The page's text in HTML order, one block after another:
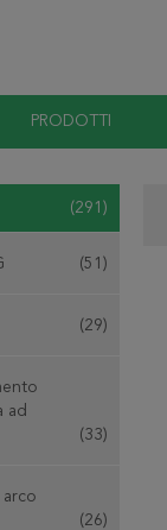
PRODOTTI
(291)
(51)
(29)
ad
(33)
arco
(26)